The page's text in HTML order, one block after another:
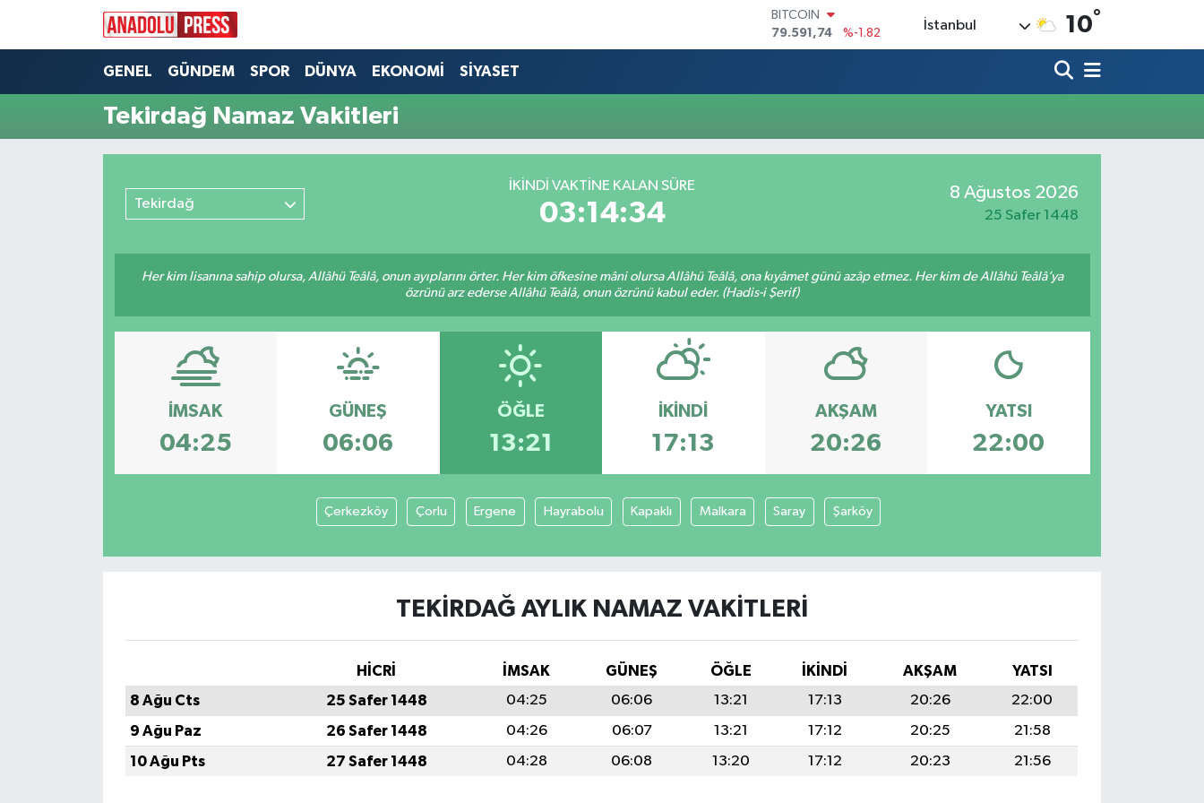
BITCOIN
79.591,74
%-1.82
DOLAR
61,60380
%0.18
İstanbul 10°
GENEL GÜNDEM SPOR DÜNYA EKONOMİ SİYASET
Tekirdağ Namaz Vakitleri
Tekirdağ
İKINDI VAKTİNE KALAN SÜRE
03:14:34
8 Ağustos 2026
25 Safer 1448
Her kim lisanına sahip olursa, Allâhü Teâlâ, onun ayıplarını örter. Her kim öfkesine mâni olursa Allâhü Teâlâ, ona kıyâmet günü azâp etmez. Her kim de Allâhü Teâlâ’ya
özrünü arz ederse Allâhü Teâlâ, onun özrünü kabul eder. (Hadis-i Şerif)
İMSAK
04:25
GÜNEŞ
06:06
ÖĞLE
13:21
İKINDI
17:13
AKŞAM
20:26
YATSI
22:00
Çerkezköy Çorlu Ergene Hayrabolu Kapaklı Malkara Saray Şarköy
TEKIRDAĞ AYLIK NAMAZ VAKITLERI
HİCRİ İMSAK GÜNEŞ ÖĞLE İKINDI AKŞAM
YATSI
8 Ağu Cts
25 Safer 1448 04:25 06:06 13:21 17:13 20:26
22:00
9 Ağu Paz
26 Safer 1448 04:26 06:07 13:21 17:12 20:25
21:58
10 Ağu Pts
27 Safer 1448 04:28 06:08 13:20 17:12 20:23 21:56
Nöbetçi Eczaneler
Hava Durumu
Namaz Vakitleri
Trafik Durumu
Süper Lig Puan Durumu ve Fikstür